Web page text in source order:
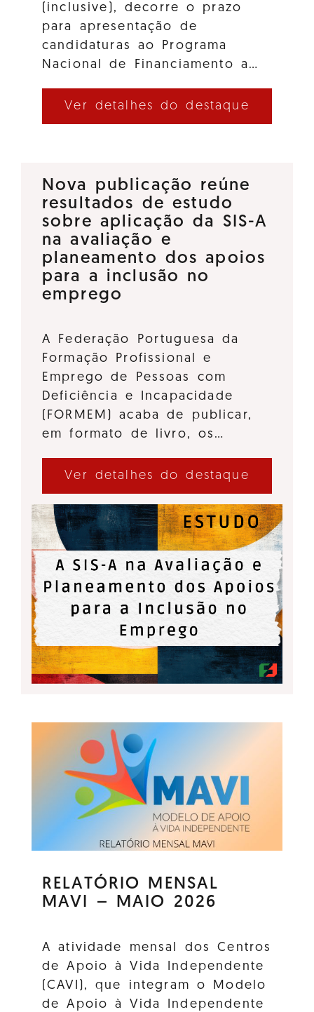
(inclusive), decorre o prazo
para apresentação de
candidaturas ao Programa
Nacional de Financiamento a…
Ver detalhes do destaque
Nova publicação reúne
resultados de estudo
sobre aplicação da SIS-A
na avaliação e
planeamento dos apoios
para a inclusão no
emprego
A Federação Portuguesa da
Formação Profissional e
Emprego de Pessoas com
Deficiência e Incapacidade
(FORMEM) acaba de publicar,
em formato de livro, os…
Ver detalhes do destaque
RELATÓRIO MENSAL
MAVI – MAIO 2026
A atividade mensal dos Centros
de Apoio à Vida Independente
(CAVI), que integram o Modelo
de Apoio à Vida Independente